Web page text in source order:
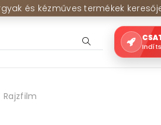
és kézműves termékek
Rajzfilm